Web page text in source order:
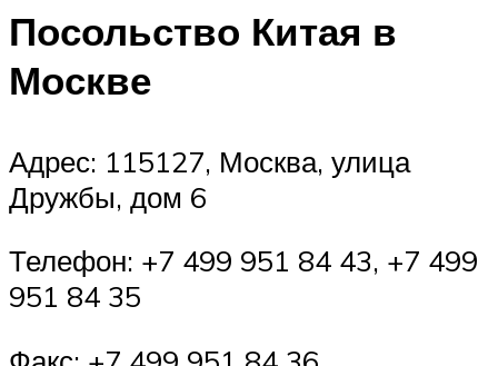
Посольство Китая в
Москве
Адрес: 115127, Москва, улица
Дружбы, дом 6
Телефон: +7 499 951 84 43, +7 499
951 84 35